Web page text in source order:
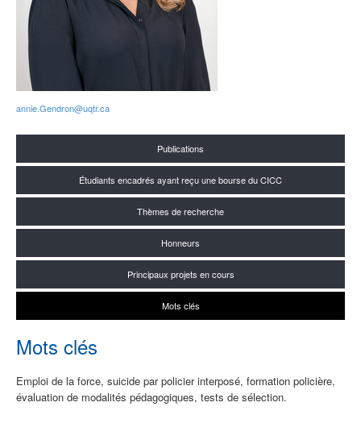
annie.Gendron@uqtr.ca
Publications
Étudiants encadrés ayant reçu une bourse du CICC
Thèmes de recherche
Honneurs
Principaux projets en cours
Mots clés
Mots clés
Emploi de la force, suicide par policier interposé, formation policière,
évaluation de modalités pédagogiques, tests de sélection.